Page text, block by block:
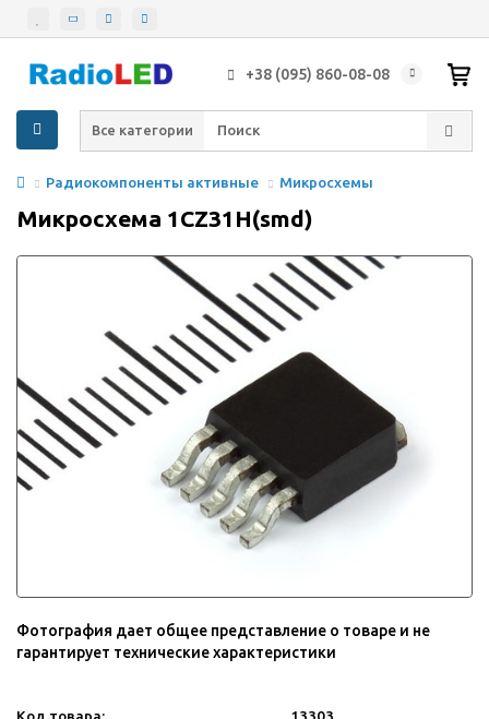
+38 (095) 860-08-08
Все категории
Радиокомпоненты активные Микросхемы
Микросхема 1CZ31H(smd)
Фотография дает общее представление о товаре и не
гарантирует технические характеристики